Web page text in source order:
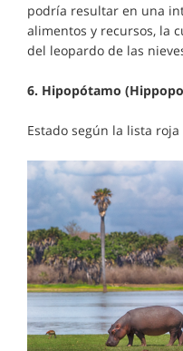
podría resultar en una
alimentos y recursos, la
del leopardo de las
6. Hipopótamo
Estado según la lista